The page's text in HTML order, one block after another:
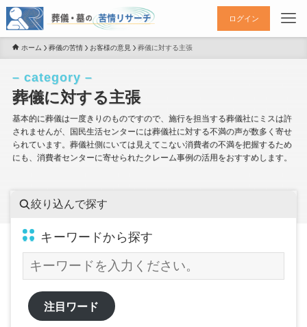
ログイン
ホーム 葬儀の苦情 お客様の意見 葬儀に対する主張
葬儀に対する主張
– category –
基本的に葬儀は一度きりのものですので、施行を担当する葬儀社にミスは許
されませんが、国民生活センターには葬儀社に対する不満の声が数多く寄せ
られています。葬儀社側にいては見えてこない消費者の不満を把握するため
にも、消費者センターに寄せられたクレーム事例の活用をおすすめします。
絞り込んで探す
キーワードから探す
注目ワード